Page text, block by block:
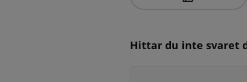
Hittar du inte svaret